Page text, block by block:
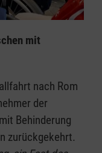
mit
nach Rom
der
Behinderung
zurückgekehrt.